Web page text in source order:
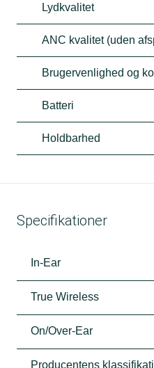
Lydkvalitet
ANC kvalitet (uden
Brugervenlighed og
Batteri
Holdbarhed
Specifikationer
In-Ear
True Wireless
On/Over-Ear
Producentens